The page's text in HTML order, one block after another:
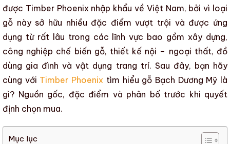
được Timber Phoenix nhập khẩu về Việt Nam, bởi vì loại
gỗ này sở hữu nhiều đặc điểm vượt trội và được ứng
dụng từ rất lâu trong các lĩnh vực bao gồm xây dựng,
công nghiệp chế biến gỗ, thiết kế nội – ngoại thất, đồ
dùng gia đình vàvật dụng trang trí. Sau đây, bạn hãy
cùng với Timber Phoenix tìm hiểu gỗ Bạch Dương Mỹ là
gì? Nguồn gốc, đặc điểm và phân bố trước khi quyết
định chọn mua.
Mục lục